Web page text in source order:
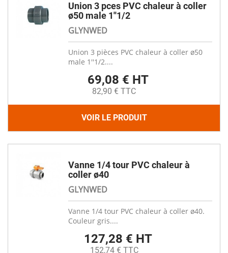
Union 3 pces PVC chaleur à coller
ø50 male 1''1/2
GLYNWED
Union 3 pièces PVC chaleur à coller ø50
male 1''1/2....
69,08 € HT
82,90 € TTC
VOIR LE PRODUIT
Vanne 1/4 tour PVC chaleur à
coller ø40
GLYNWED
Vanne 1/4 tour PVC chaleur à coller ø40.
Couleur gris....
127,28 € HT
152,74 € TTC